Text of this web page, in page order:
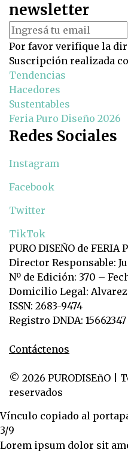
newsletter
Por favor verifique la
Suscripción realizada
Tendencias
Hacedores
Sustentables
Feria Puro Diseño 2026
Redes Sociales
Instagram
Facebook
Twitter
TikTok
PURO DISEÑO de FERIA
Director Responsable:
Nº de Edición: 370 –
Domicilio Legal: Alvarez
ISSN: 2683-9474
Registro DNDA: 15662347
Contáctenos
© 2026 PURODISEñO |
reservados
Vínculo copiado al
3/9
Lorem ipsum dolor sit